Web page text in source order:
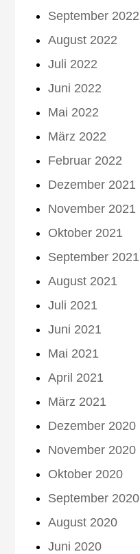
September 2022
August 2022
Juli 2022
Juni 2022
Mai 2022
März 2022
Februar 2022
Dezember 2021
November 2021
Oktober 2021
September 2021
August 2021
Juli 2021
Juni 2021
Mai 2021
April 2021
März 2021
Dezember 2020
November 2020
Oktober 2020
September 2020
August 2020
Juni 2020